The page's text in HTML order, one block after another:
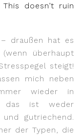
doesn’t ruin
draußen hat es
überhaupt
steigt!
mich neben
wieder in
das ist weder
gutriechend.
der Typen, die